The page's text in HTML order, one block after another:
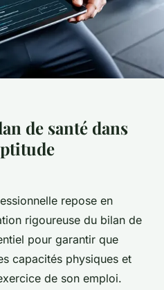
de santé dans
repose en
rigoureuse du bilan de
pour garantir que
capacités physiques et
de son emploi.